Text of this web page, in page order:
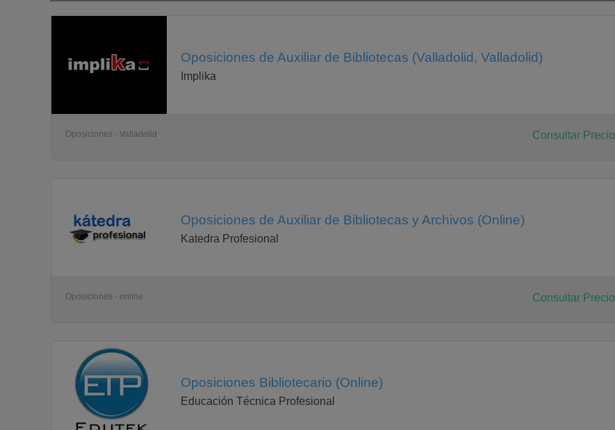
Oposiciones de Auxiliar de Bibliotecas (Valladolid, Valladolid)
Implika
Oposiciones - Valladolid Consultar Precio
Oposiciones de Auxiliar de Bibliotecas y Archivos (Online)
Katedra Profesional
Oposiciones - online Consultar Precio
Oposiciones Bibliotecario (Online)
Educación Técnica Profesional